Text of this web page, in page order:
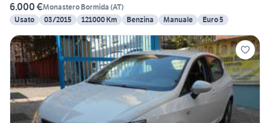
6.000 €Monastero Bormida (AT)
Usato
03/2015 121000 Km Benzina Manuale Euro 5